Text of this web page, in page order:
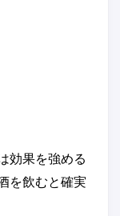
効果を強める
を飲むと確実